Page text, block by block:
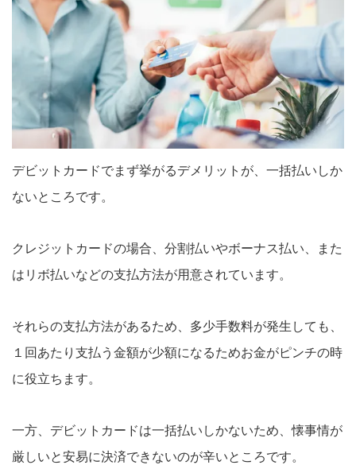
デビットカードでまず挙がるデメリットが、一括払いしか
ないところです。
クレジットカードの場合、分割払いやボーナス払い、また
はリボ払いなどの支払方法が用意されています。
それらの支払方法があるため、多少手数料が発生しても、
１回あたり支払う金額が少額になるためお金がピンチの時
に役立ちます。
一方、デビットカードは一括払いしかないため、懐事情が
厳しいと安易に決済できないのが辛いところです。